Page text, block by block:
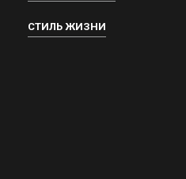
СТИЛЬ ЖИЗНИ